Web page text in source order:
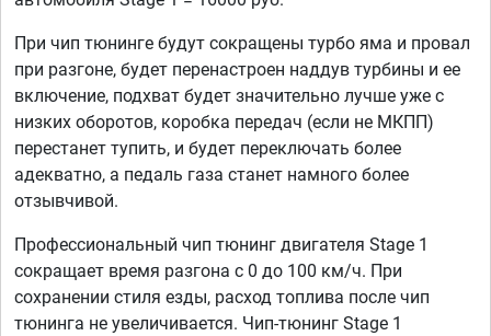
При чип тюнинге будут сокращены турбо яма и провал
при разгоне, будет перенастроен наддув турбины и ее
включение, подхват будет значительно лучше уже с
низких оборотов, коробка передач (если не МКПП)
перестанет тупить, и будет переключать более
адекватно, а педаль газа станет намного более
отзывчивой.
Профессиональный чип тюнинг двигателя Stage 1
сокращает время разгона с 0 до 100 км/ч. При
сохранении стиля езды, расход топлива после чип
тюнинга не увеличивается. Чип-тюнинг Stage 1